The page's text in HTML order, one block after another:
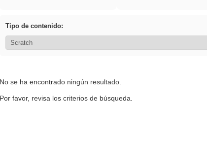
Tipo de contenido:
No se ha encontrado ningún resultado.
Por favor, revisa los criterios de búsqueda.